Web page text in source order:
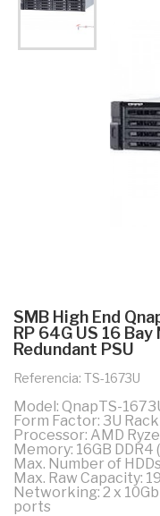
SMB High End
RP 64G US 16 Bay
Redundant PSU
Referencia: TS-1673U
Model: QnapTS-
Form Factor: 3U
Processor: AMD
Memory: 16GB DDR4
Max. Number of
Max. Raw Capacity:
Networking: 2 x
ports